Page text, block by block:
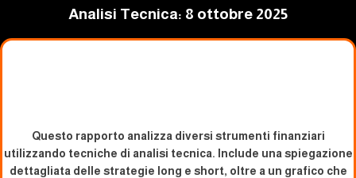
Analisi Tecnica: 8 ottobre 2025
Questo rapporto analizza diversi strumenti finanziari
utilizzando tecniche di analisi tecnica. Include una spiegazione
dettagliata delle strategie long e short, oltre a un grafico che